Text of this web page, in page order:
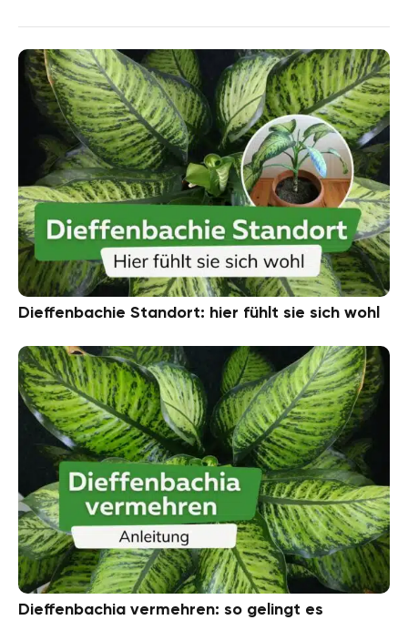
Dieffenbachie Standort: hier fühlt sie sich wohl
Dieffenbachia vermehren: so gelingt es